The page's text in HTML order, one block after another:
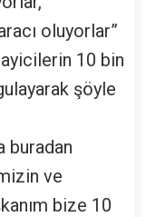
oluyorlar”
10 bin
şöyle
buradan
ve
bize 10